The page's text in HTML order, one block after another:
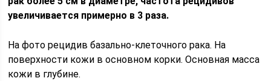
увеличивается примерно в 3 раза.
На фото рецидив базально-клеточного рака. На
поверхности кожи в основном корки. Основная масса
кожи в глубине.